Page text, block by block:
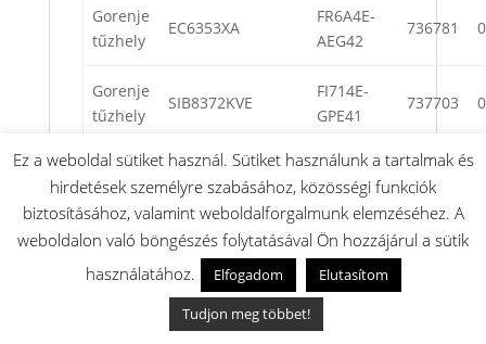
Gorenje
tűzhely
EC6353XA
FR6A4E-
AEG42
736781
Gorenje
tűzhely
SIB8372KVE
FI714E-
GPE41
737703
Gorenje
tűzhely
BS737EX
EVP341-
444M
737722
Gorenje
tűzhely
EC5343WC
FR513D-
CEAA2
738268
EC5343XC
Ez a weboldal sütiket használ. Sütiket használunk a tartalmak és
hirdetések személyre szabásához, közösségi funkciók
biztosításához, valamint weboldalforgalmunk elemzéséhez. A
weboldalon való böngészés folytatásával Ön hozzájárul a sütik
használatához.
Elfogadom
Elutasítom
Tudjon meg többet!